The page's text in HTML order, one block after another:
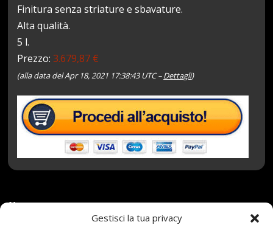
Gestisci la tua privacy
Finitura senza striature e sbavature.
Alta qualità.
5 l.
Prezzo:3.679,87 €
(alla data del Apr 18, 2021 17:38:43 UTC –Dettagli)
18 Aprile 2021 redazione Tag:con,
Microfibra,Panno,senza, striature,